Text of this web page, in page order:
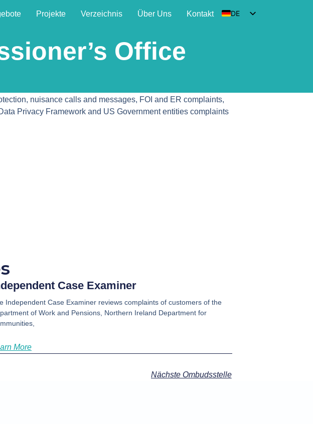
DE
Projekte Verzeichnis Über Uns Kontakt
Office
nuisance calls and messages, FOI and ER complaints,
Privacy Framework and US Government entities complaints
Case Examiner
Independent Case Examiner reviews complaints of customers of the
of Work and Pensions, Northern Ireland Department for
More
Nächste Ombudsstelle